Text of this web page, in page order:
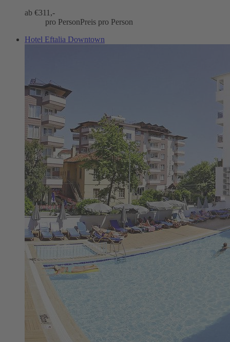
ab €311,-
pro PersonPreis pro Person
Hotel Eftalia Downtown